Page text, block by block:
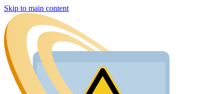
Skip to main content